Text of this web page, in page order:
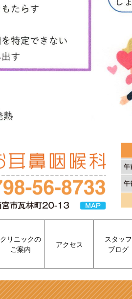
クリニックの
ご案内
アクセス
スタッフ
ブログ